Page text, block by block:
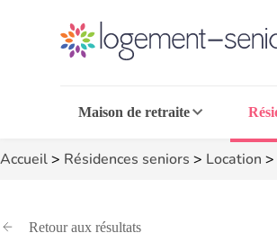
Maison de retraite
Accueil> Résidences seniors > Location >
Retour aux résultats